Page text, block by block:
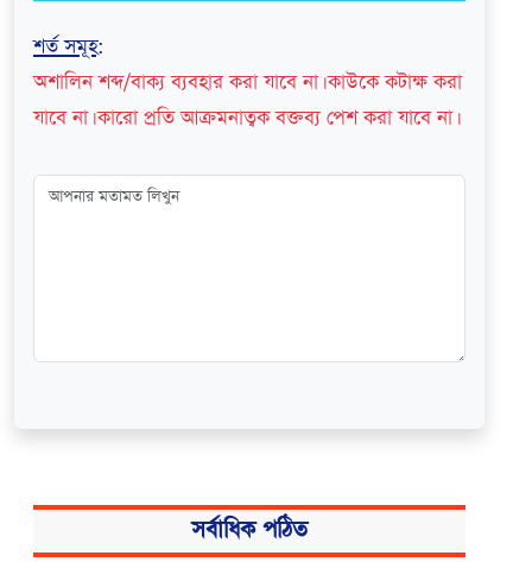
শর্ত সমূহ:
অশালিন শব্দ/বাক্য ব্যবহার করা যাবে না। কাউকে কটাক্ষ করা
যাবে না। কারো প্রতি আক্রমনাত্বক বক্তব্য পেশ করা যাবে না।
সর্বাধিক পঠিত